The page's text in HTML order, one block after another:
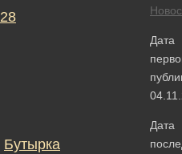
Дата
Дата
28
Бутырка